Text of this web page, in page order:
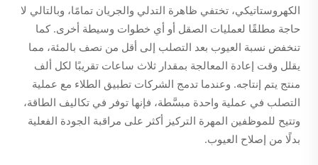
الكهروستاتيكي، تختفي ظاهرة التدلي والجريان تمامًا، وبالتالي لا
حاجة مطلقًا لعمليات الصقل أو أي خطوات وسيطة أخرى. كما
تنخفض نسبة العيوب بعد التصلب إلى أقل من نصف بالمئة، مما
يقلل وقت إعادة المعالجة بمقدار ثلاث ساعات تقريبًا لكل ألف
منتج يتم إنتاجه. وعندما تدمج الشركات تطبيق الطلاء مع عملية
التصلب في عملية واحدة مبسَّطة، فإنها توفر في تكاليف الطاقة،
وتتيح للموظفين المهرة التركيز أكثر على مراقبة الجودة الفعلية
بدلًا من إصلاح العيوب.